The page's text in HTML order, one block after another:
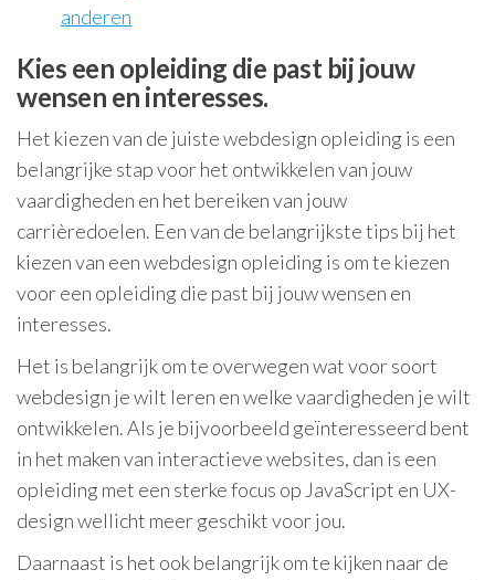
anderen
Kies een opleiding die past bij jouw
wensen en interesses.
Het kiezen van de juiste webdesign opleiding is een
belangrijke stap voor het ontwikkelen van jouw
vaardigheden en het bereiken van jouw
carrièredoelen. Een van de belangrijkste tips bij het
kiezen van een webdesign opleiding is om te kiezen
voor een opleiding die past bij jouw wensen en
interesses.
Het is belangrijk om te overwegen wat voor soort
webdesign je wilt leren en welke vaardigheden je wilt
ontwikkelen. Als je bijvoorbeeld geïnteresseerd bent
in het maken van interactieve websites, dan is een
opleiding met een sterke focus op JavaScript en UX-
design wellicht meer geschikt voor jou.
Daarnaast is het ook belangrijk om te kijken naar de